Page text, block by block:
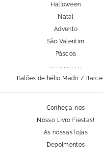
Halloween
Natal
Advento
São Valentim
Páscoa
Balões de hélio Madri /
Conheça-nos
Nosso Livro Fiestas!
As nossas lojas
Depoimentos